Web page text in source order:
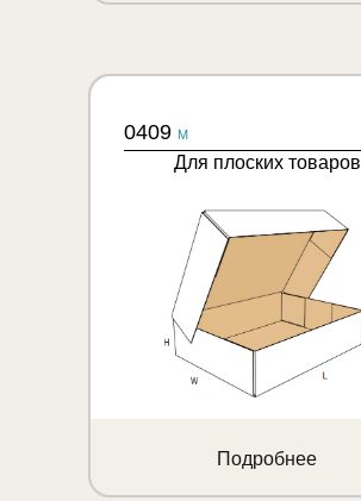
0409 M
Для плоских товаров
Подробнее